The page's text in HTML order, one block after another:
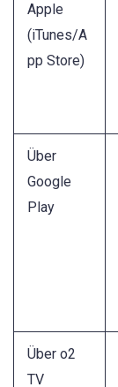
Apple
(iTunes/A
pp Store)
Über
Google
Play
Über o2
TV